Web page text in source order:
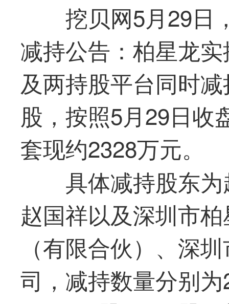
挖贝网5月29日
减持公告：柏星龙
及两持股平台同时
股，按照5月29日收
套现约2328万元。
具体减持股东
赵国祥以及深圳市
（有限合伙）、深
司，减持数量分别